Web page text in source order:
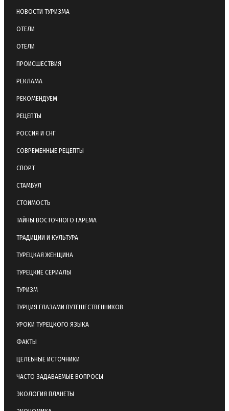
НОВОСТИ ТУРИЗМА
ОТЕЛИ
ОТЕЛИ
ПРОИСШЕСТВИЯ
РЕКЛАМА
РЕКОМЕНДУЕМ
РЕЦЕПТЫ
РОССИЯ И СНГ
СОВРЕМЕННЫЕ РЕЦЕПТЫ
СПОРТ
СТАМБУЛ
СТОИМОСТЬ
ТАЙНЫ ВОСТОЧНОГО ГАРЕМА
ТРАДИЦИИ И КУЛЬТУРА
ТУРЕЦКАЯ ЖЕНЩИНА
ТУРЕЦКИЕ СЕРИАЛЫ
ТУРИЗМ
ТУРЦИЯ ГЛАЗАМИ ПУТЕШЕСТВЕННИКОВ
УРОКИ ТУРЕЦКОГО ЯЗЫКА
ФАКТЫ
ЦЕЛЕБНЫЕ ИСТОЧНИКИ
ЧАСТО ЗАДАВАЕМЫЕ ВОПРОСЫ
ЭКОЛОГИЯ ПЛАНЕТЫ